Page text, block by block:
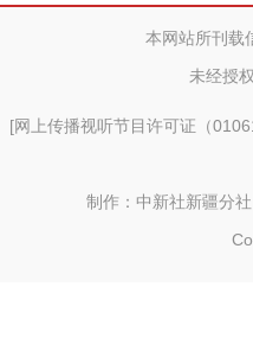
本网站所刊载
未经授
[网上传播视听节目许可证（
制作：中新社新疆